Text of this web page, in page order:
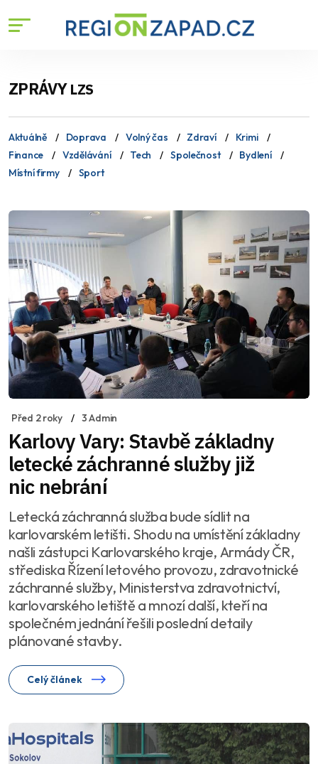
ZPRÁVYLZS
Aktuálně Doprava Volný čas Zdraví
Krimi
Finance
Vzdělávání Tech Společnost
Bydlení
Místní firmy
Sport
Před 2 roky 3 Admin
Karlovy Vary: Stavbě základny
letecké záchranné služby již
nic nebrání
Letecká záchranná služba bude sídlit na
karlovarském letišti. Shodu na umístění základny
našli zástupci Karlovarského kraje, Armády ČR,
střediska Řízení letového provozu, zdravotnické
záchranné služby, Ministerstva zdravotnictví,
karlovarského letiště a mnozí další, kteří na
společném jednání řešili poslední detaily
plánované stavby.
Celý článek